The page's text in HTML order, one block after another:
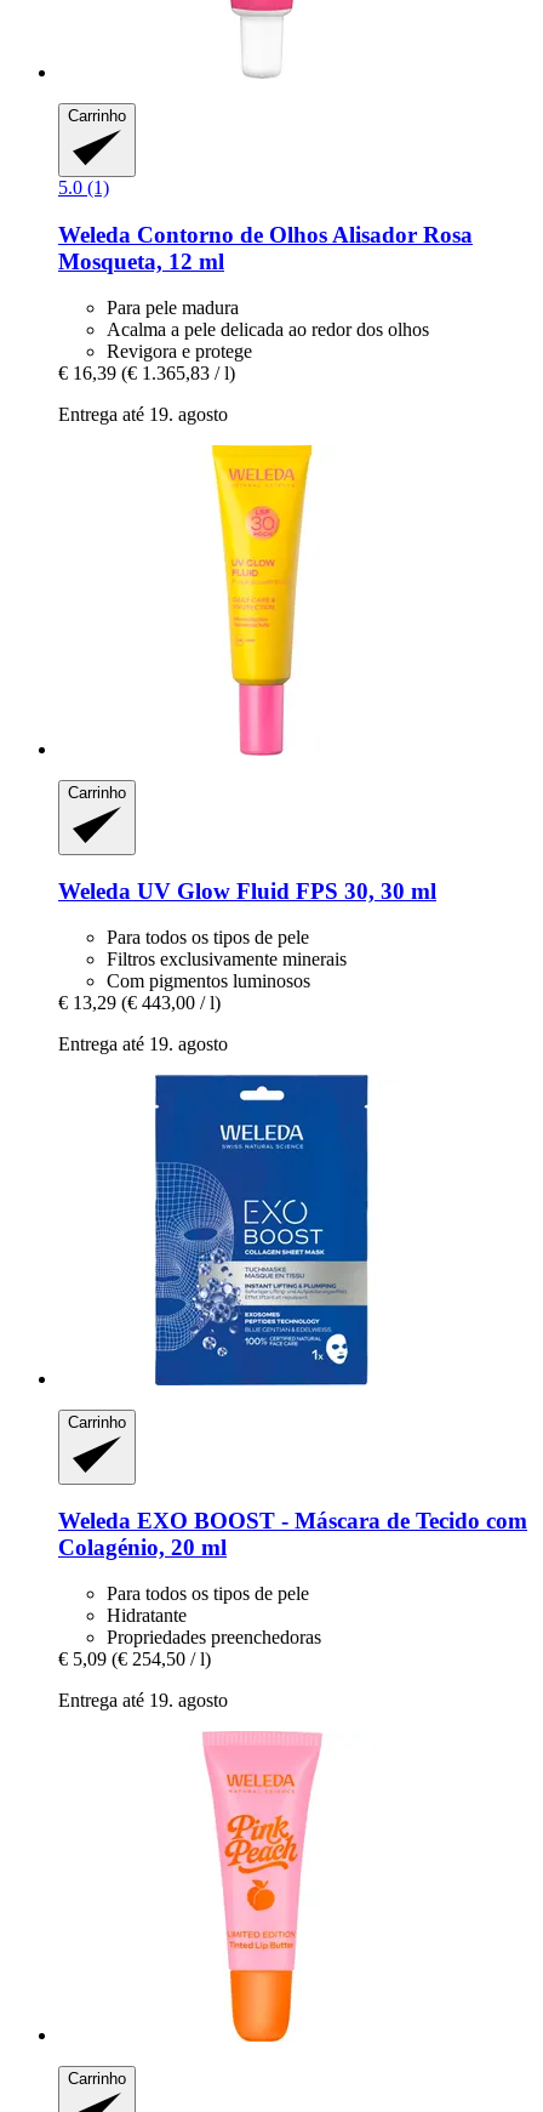
Carrinho
5.0 (1)
Weleda Contorno de Olhos Alisador Rosa
Mosqueta, 12 ml
Para pele madura
Acalma a pele delicada ao redor dos olhos
Revigora e protege
€ 16,39 (€ 1.365,83 / l)
Entrega até 19. agosto
Carrinho
Weleda UV Glow Fluid FPS 30, 30 ml
Para todos os tipos de pele
Filtros exclusivamente minerais
Com pigmentos luminosos
€ 13,29 (€ 443,00 / l)
Entrega até 19. agosto
Carrinho
Weleda EXO BOOST -​ Máscara de Tecido com
Colagénio, 20 ml
Para todos os tipos de pele
Hidratante
Propriedades preenchedoras
€ 5,09 (€ 254,50 / l)
Entrega até 19. agosto
Carrinho